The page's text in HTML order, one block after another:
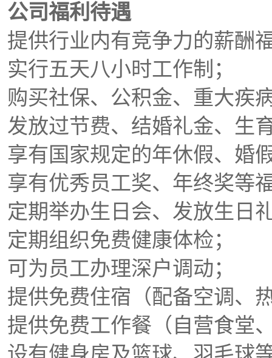
公司福利待遇
提供行业内有竞争力的薪酬
实行五天八小时工作制；
购买社保、公积金、重大疾
发放过节费、结婚礼金、生
享有国家规定的年休假、婚
享有优秀员工奖、年终奖等
定期举办生日会、发放生日
定期组织免费健康体检；
可为员工办理深户调动；
提供免费住宿（配备空调、
提供免费工作餐（自营食堂